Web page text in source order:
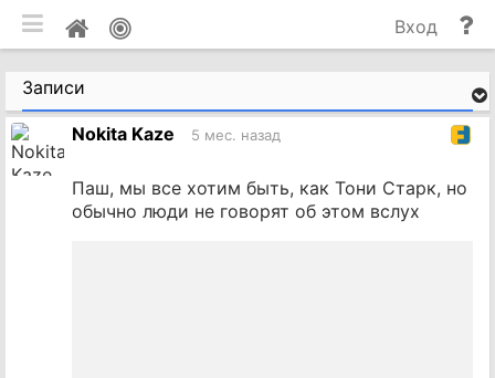
Мой
профиль
и
Вход
Записи
Nokita Kaze 5 мес. назад
Паш, мы все хотим быть, как Тони Старк, но
обычно люди не говорят об этом вслух
мобильная версия